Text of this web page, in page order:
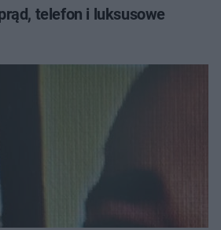
telefon i luksusowe